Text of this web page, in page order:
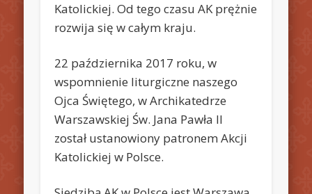
Katolickiej. Od tego czasu AK prężnie
rozwija się w całym kraju.
22 października 2017 roku, w
wspomnienie liturgiczne naszego
Ojca Świętego, w Archikatedrze
Warszawskiej Św. Jana Pawła II
został ustanowiony patronem Akcji
Katolickiej w Polsce.